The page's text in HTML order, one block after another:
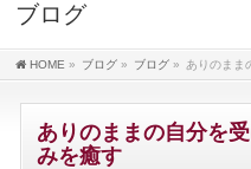
ブログ
HOME » ブログ » ブログ » ありのまま
ありのままの自分を
みを癒す